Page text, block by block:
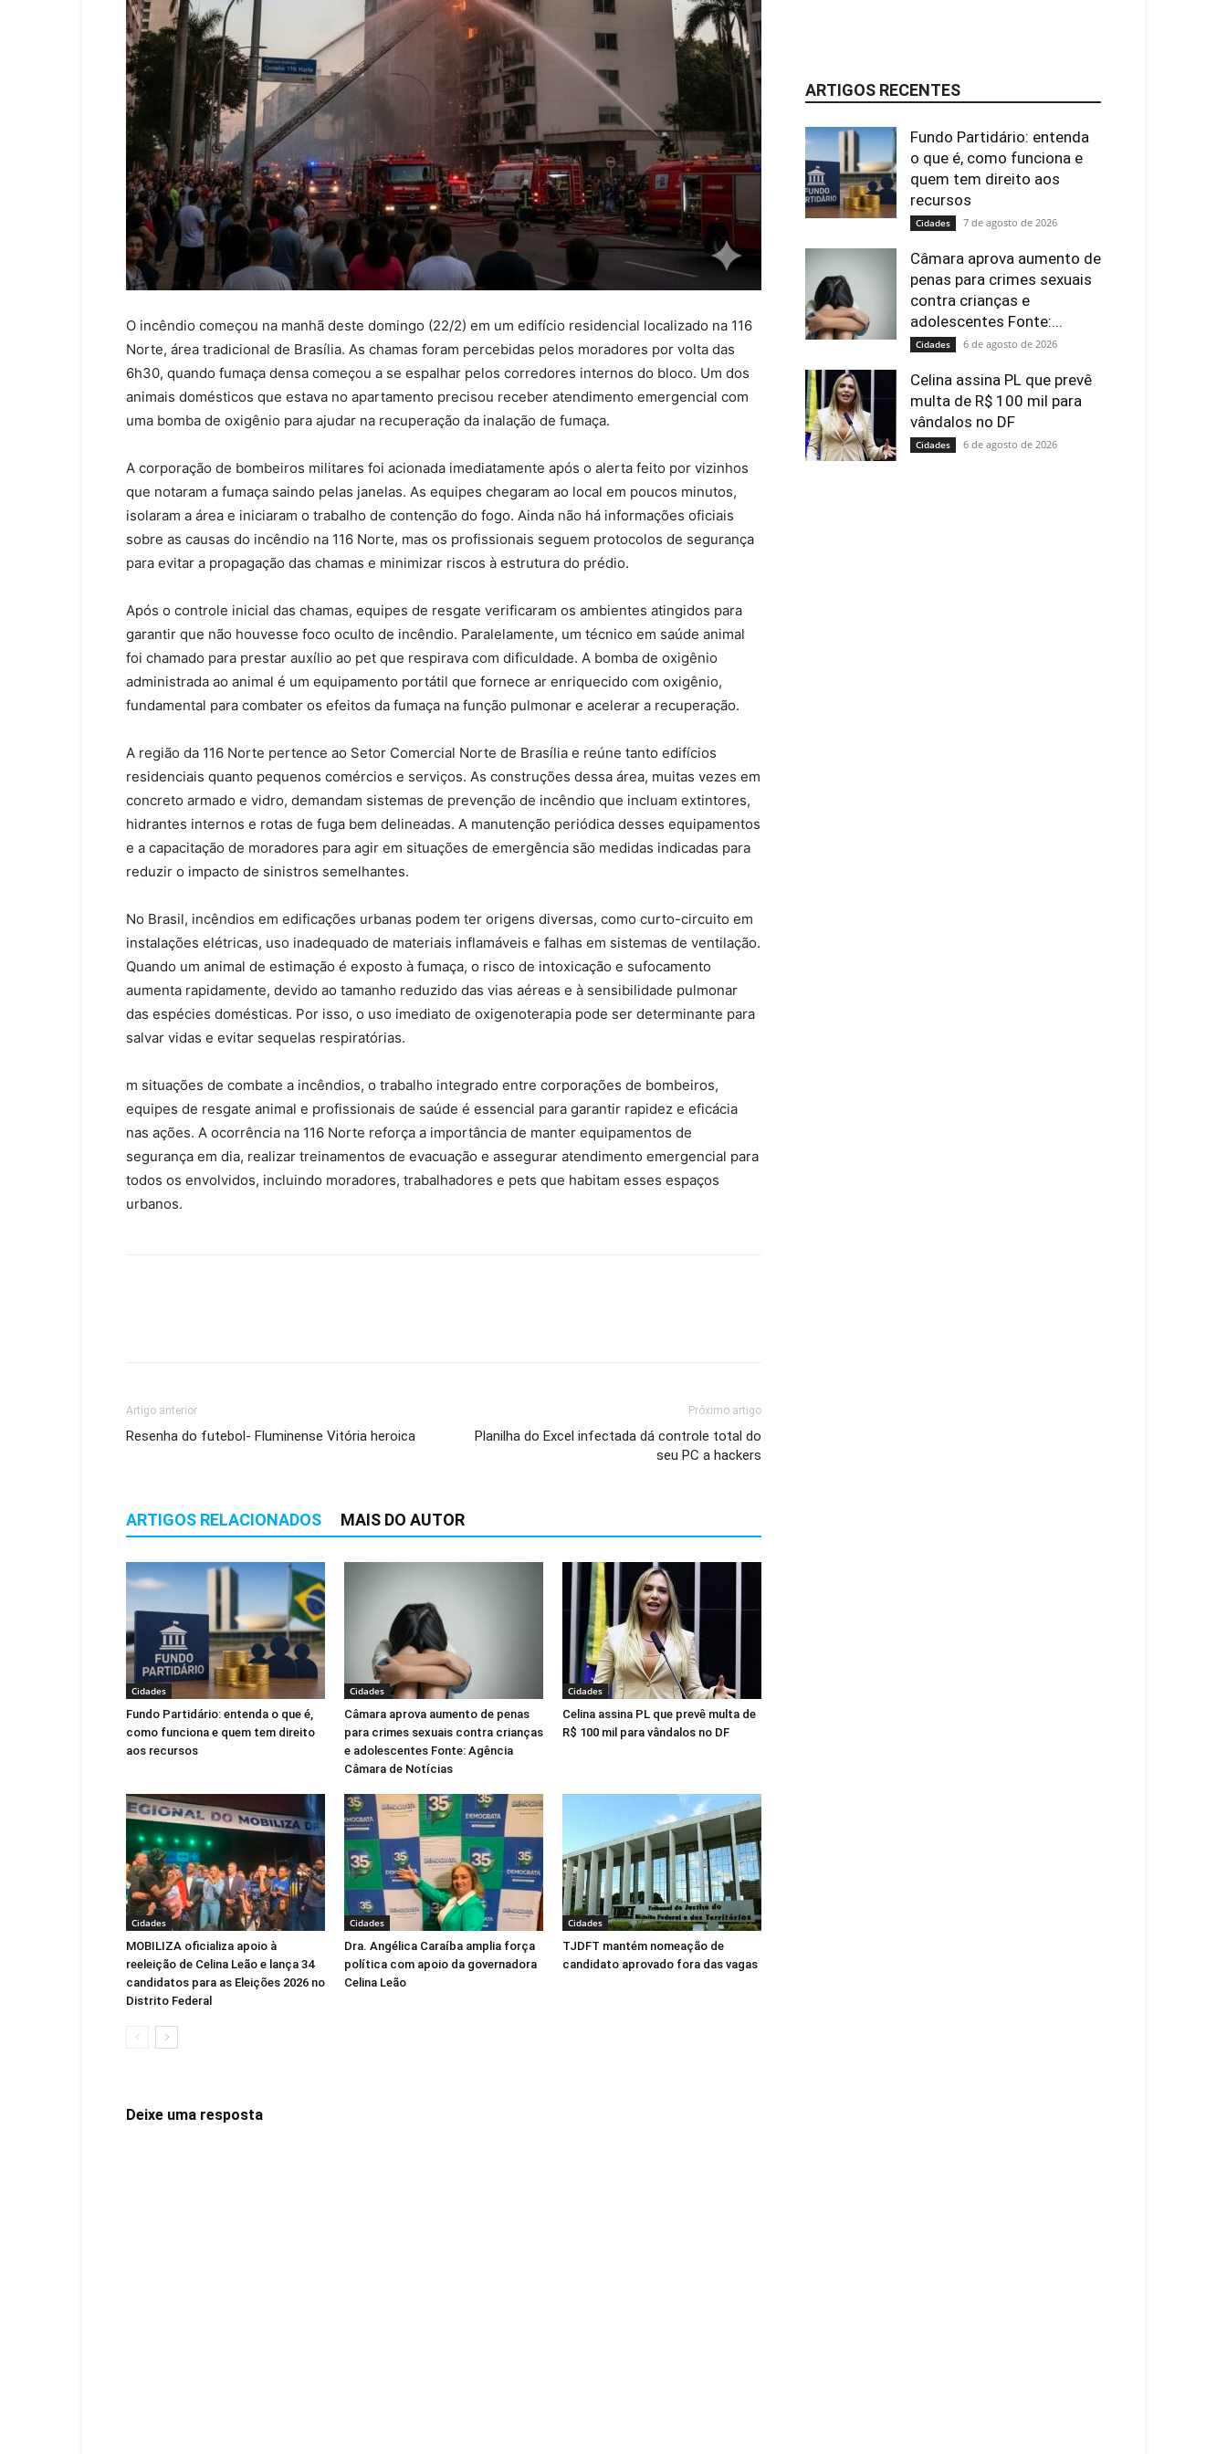
O incêndio começou na manhã deste domingo (22/2) em um edifício residencial localizado na 116
Norte, área tradicional de Brasília. As chamas foram percebidas pelos moradores por volta das
6h30, quando fumaça densa começou a se espalhar pelos corredores internos do bloco. Um dos
animais domésticos que estava no apartamento precisou receber atendimento emergencial com
uma bomba de oxigênio para ajudar na recuperação da inalação de fumaça.
A corporação de bombeiros militares foi acionada imediatamente após o alerta feito por vizinhos
que notaram a fumaça saindo pelas janelas. As equipes chegaram ao local em poucos minutos,
isolaram a área e iniciaram o trabalho de contenção do fogo. Ainda não há informações oficiais
sobre as causas do incêndio na 116 Norte, mas os profissionais seguem protocolos de segurança
para evitar a propagação das chamas e minimizar riscos à estrutura do prédio.
Após o controle inicial das chamas, equipes de resgate verificaram os ambientes atingidos para
garantir que não houvesse foco oculto de incêndio. Paralelamente, um técnico em saúde animal
foi chamado para prestar auxílio ao pet que respirava com dificuldade. A bomba de oxigênio
administrada ao animal é um equipamento portátil que fornece ar enriquecido com oxigênio,
fundamental para combater os efeitos da fumaça na função pulmonar e acelerar a recuperação.
A região da 116 Norte pertence ao Setor Comercial Norte de Brasília e reúne tanto edifícios
residenciais quanto pequenos comércios e serviços. As construções dessa área, muitas vezes em
concreto armado e vidro, demandam sistemas de prevenção de incêndio que incluam extintores,
hidrantes internos e rotas de fuga bem delineadas. A manutenção periódica desses equipamentos
e a capacitação de moradores para agir em situações de emergência são medidas indicadas para
reduzir o impacto de sinistros semelhantes.
No Brasil, incêndios em edificações urbanas podem ter origens diversas, como curto-circuito em
instalações elétricas, uso inadequado de materiais inflamáveis e falhas em sistemas de ventilação.
Quando um animal de estimação é exposto à fumaça, o risco de intoxicação e sufocamento
aumenta rapidamente, devido ao tamanho reduzido das vias aéreas e à sensibilidade pulmonar
das espécies domésticas. Por isso, o uso imediato de oxigenoterapia pode ser determinante para
salvar vidas e evitar sequelas respiratórias.
m situações de combate a incêndios, o trabalho integrado entre corporações de bombeiros,
equipes de resgate animal e profissionais de saúde é essencial para garantir rapidez e eficácia
nas ações. A ocorrência na 116 Norte reforça a importância de manter equipamentos de
segurança em dia, realizar treinamentos de evacuação e assegurar atendimento emergencial para
todos os envolvidos, incluindo moradores, trabalhadores e pets que habitam esses espaços
urbanos.
Artigo anterior
Resenha do futebol- Fluminense Vitória heroica
Próximo artigo
Planilha do Excel infectada dá controle total do
seu PC a hackers
ARTIGOS RELACIONADOS MAIS DO AUTOR
Cidades
Fundo Partidário: entenda o que é,
como funciona e quem tem direito
aos recursos
Cidades
Câmara aprova aumento de penas
para crimes sexuais contra crianças
e adolescentes Fonte: Agência
Câmara de Notícias
Cidades
Celina assina PL que prevê multa de
R$ 100 mil para vândalos no DF
Cidades
MOBILIZA oficializa apoio à
reeleição de Celina Leão e lança 34
candidatos para as Eleições 2026 no
Distrito Federal
Cidades
Dra. Angélica Caraíba amplia força
política com apoio da governadora
Celina Leão
Cidades
TJDFT mantém nomeação de
candidato aprovado fora das vagas
Deixe uma resposta
ARTIGOS RECENTES
Fundo Partidário: entenda
o que é, como funciona e
quem tem direito aos
recursos
Cidades 7 de agosto de 2026
Câmara aprova aumento de
penas para crimes sexuais
contra crianças e
adolescentes Fonte:...
Cidades 6 de agosto de 2026
Celina assina PL que prevê
multa de R$ 100 mil para
vândalos no DF
Cidades 6 de agosto de 2026